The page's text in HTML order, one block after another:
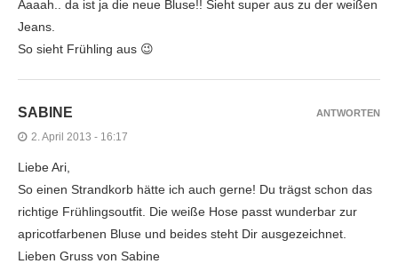
Aaaah.. da ist ja die neue Bluse!! Sieht super aus zu der weißen
Jeans.
So sieht Frühling aus 😉
SABINE
2. April 2013 - 16:17
Liebe Ari,
So einen Strandkorb hätte ich auch gerne! Du trägst schon das
richtige Frühlingsoutfit. Die weiße Hose passt wunderbar zur
apricotfarbenen Bluse und beides steht Dir ausgezeichnet.
Lieben Gruss von Sabine
ANTWORTEN